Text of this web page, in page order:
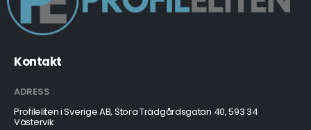
Kontakt
ADRESS
Profileliten i Sverige AB, Stora Trädgårdsgatan 40, 593 34
Västervik